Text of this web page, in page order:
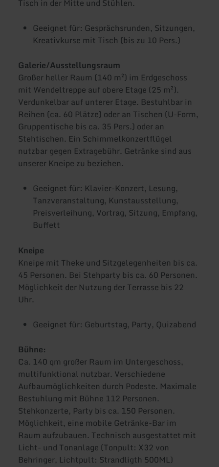
Tisch in der Mitte und Stühlen.
Geeignet für: Gesprächsrunden, Sitzungen,
Kreativkurse mit Tisch (bis zu 10 Pers.)
Galerie/Ausstellungsraum
Großer heller Raum (140 m²) im Erdgeschoss
mit Wendeltreppe auf obere Etage (25 m²).
Verdunkelbar auf unterer Etage. Bestuhlbar in
Reihen (ca. 60 Plätze) oder an Tischen (U-Form,
Gruppentische bis ca. 35 Pers.) oder an
Stehtischen. Ein Schimmelkonzertflügel
nutzbar gegen Extragebühr. Getränke sind aus
unserer Kneipe zu beziehen.
Geeignet für: Klavier-Konzert, Lesung,
Tanzveranstaltung, Kunstausstellung,
Preisverleihung, Vortrag, Sitzung, Empfang,
Buffett
Kneipe
Kneipe mit Theke und Sitzgelegenheiten bis ca.
45 Personen. Bei Stehparty bis ca. 60 Personen.
Möglichkeit der Nutzung der Terrasse bis 22
Uhr.
Geeignet für: Geburtstag, Party, Quizabend
Bühne:
Ca. 140 qm großer Raum im Untergeschoss,
multifunktional nutzbar. Verschiedene
Aufbaumöglichkeiten durch Podeste. Maximale
Bestuhlung mit Bühne 112 Personen.
Stehkonzerte, Party bis ca. 150 Personen.
Möglichkeit, eine mobile Getränke-Bar im
Raum aufzubauen. Technisch ausgestattet mit
Licht- und Tonanlage (Tonpult: X32 von
Behringer, Lichtpult: Strandligth 500ML)